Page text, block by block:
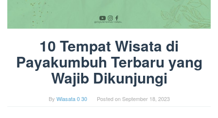
10 Tempat Wisata di
Payakumbuh Terbaru yang
Wajib Dikunjungi
By Wiasata 0 30 Posted onSeptember 18, 2023